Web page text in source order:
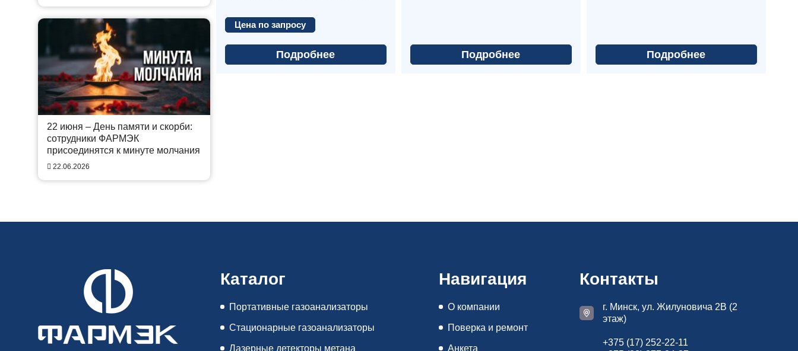
22 июня – День памяти и скорби:
сотрудники ФАРМЭК
присоединятся к минуте молчания
22.06.2026
Цена по запросу
Подробнее Подробнее Подробнее
Каталог
Портативные газоанализаторы
Стационарные газоанализаторы
Лазерные детекторы метана
Навигация
О компании
Поверка и ремонт
Анкета
Контакты
г. Минск, ул. Жилуновича 2В (2
этаж)
+375 (17) 252-22-11